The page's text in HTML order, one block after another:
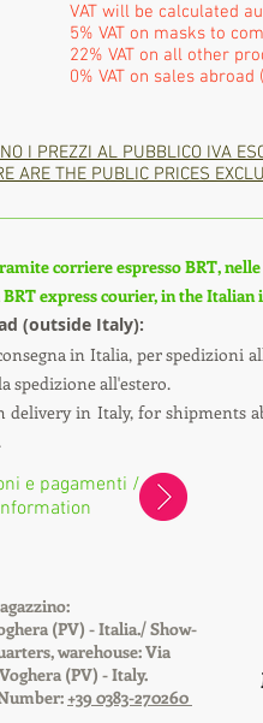
VAT will be calculated
5% VAT on masks to
22% VAT on all other
0% VAT on sales
I PREZZI AL PUBBLICO IVA
ARE THE PUBLIC PRICES
corriere espresso BRT,
express courier, in the Italian
(outside Italy):
in Italia, per spedizioni
spedizione all'estero.
in Italy, for shipments
e pagamenti /
(PV) - Italia./ Show-
warehouse: Via
(PV) - Italy.
+39 0383-270260